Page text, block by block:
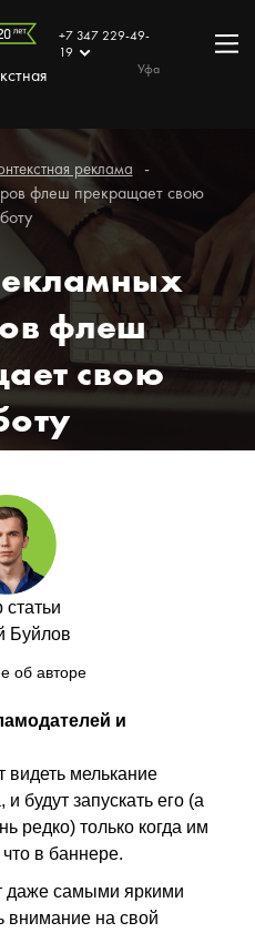
+7 347 229-49-
19
Уфа
реклама
флеш прекращает свою
флеш
свою
статьи
Буйлов
об авторе
и
видеть мелькание
будут запускать его (а
редко) только когда им
в баннере.
даже самыми яркими
внимание на свой